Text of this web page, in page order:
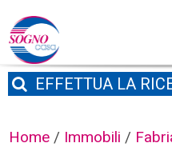
EFFETTUA LA
Home / Immobili /